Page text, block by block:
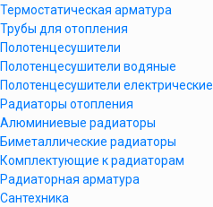
Термостатическая арматура
Трубы для отопления
Полотенцесушители
Полотенцесушители водяные
Полотенцесушители електрические
Радиаторы отопления
Алюминиевые радиаторы
Биметаллические радиаторы
Комплектующие к радиаторам
Радиаторная арматура
Сантехника